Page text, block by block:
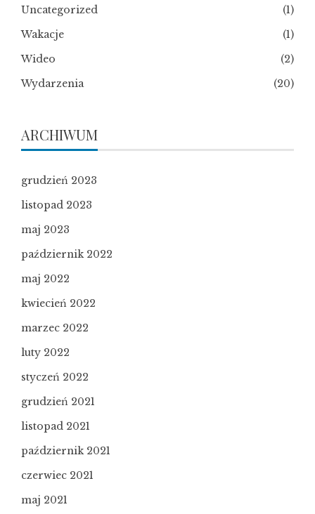
Uncategorized
(1)
Wakacje
(1)
Wideo
(2)
Wydarzenia
(20)
ARCHIWUM
grudzień 2023
listopad 2023
maj 2023
październik 2022
maj 2022
kwiecień 2022
marzec 2022
luty 2022
styczeń 2022
grudzień 2021
listopad 2021
październik 2021
czerwiec 2021
maj 2021